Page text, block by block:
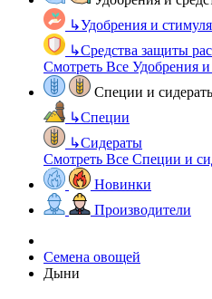
↳Удобрения и
↳Средства защиты
Смотреть Все Удобрения
Специи и
↳Специи
↳Сидераты
Смотреть Все Специи и
Новинки
Производители
Семена овощей
Дыни